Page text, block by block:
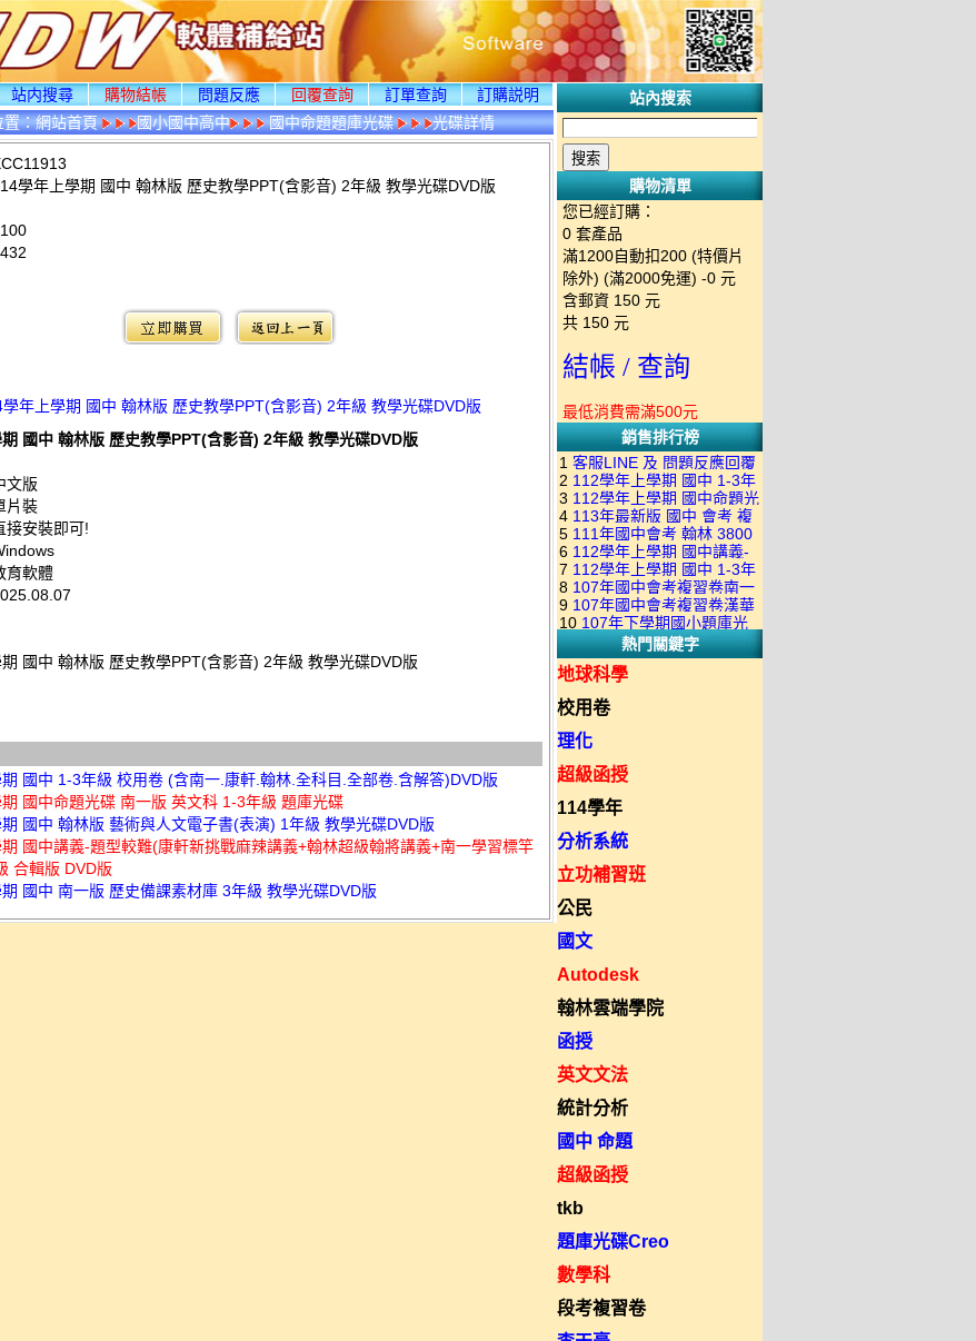
站内搜尋 購物結帳 問題反應 回覆查詢 訂單查詢
訂購説明
置：網站首頁 國小國中高中 國中命題題庫光碟 光碟詳情
學年上學期 國中 翰林版 歷史教學PPT(含影音) 2年級 教學光碟DVD版
學年上學期 國中 翰林版 歷史教學PPT(含影音) 2年級 教學光碟DVD版
國中 翰林版 歷史教學PPT(含影音) 2年級 教學光碟DVD版
文版
片裝
接安裝即可!
育軟體
國中 翰林版 歷史教學PPT(含影音) 2年級 教學光碟DVD版
國中 1-3年級 校用卷 (含南一.康軒.翰林.全科目.全部卷.含解答)DVD版
國中命題光碟 南一版 英文科 1-3年級 題庫光碟
國中 翰林版 藝術與人文電子書(表演) 1年級 教學光碟DVD版
國中講義-題型較難(康軒新挑戰麻辣講義+翰林超級翰將講義+南一學習標竿
合輯版 DVD版
國中 南一版 歷史備課素材庫 3年級 教學光碟DVD版
站內搜索
購物清單
您已經訂購：
0 套產品
滿1200自動扣200 (特價片
除外) (滿2000免運) -0 元
含郵資 150 元
共 150 元
結帳 / 查詢
最低消費需滿500元
銷售排行榜
1 客服LINE 及 問題反應回覆
方式 下單後出現訂單編號就
是訂購成功 不會有回覆信
2 112學年上學期 國中 1-3年
級 校用卷 (含南一.康軒.翰林.
全科目.全部卷.含解答)完整版
(2DVD)
3 112學年上學期 國中命題光
碟 康軒版 1-3年級(含108課
綱)(全年級、全領域) 題庫光
碟(不包含：藝文+綜合+健體)
4 113年最新版 國中 會考 複
習卷講義 共18卷(含南一百分
百EZ+南一超會考+康軒麻辣
+康軒會考勝經+康軒易點通
+康軒圖解E點通+漢華大聯盟
+翰林大滿貫+翰林橘子+翰林
Lite輕+翰林主題探索+奇鼎
KO+奇鼎進會考+金安新思維
+金安雙向溝通+金安會考
735+建弘細說.活用+漢華達
陣)全科目合輯版(3片裝)
5 111年國中會考 翰林 3800
應用題彙編 + 南一 3688 應用
題彙編+南一歷屆試題+康軒
3800+ 應用題彙編 1-3年級 卷
類光碟
6 112學年上學期 國中講義-
題型較難(康軒新挑戰麻辣講
義+翰林超級翰將講義+南一學
習標竿講義) 1-3年級 合輯版
DVD版
7 112學年上學期 國中 1-3年
級 習作解答+課本解答(含康
軒.南一.翰林全版本.全科目)
合輯版 DVD版
8 107年國中會考複習卷南一
版 ( 點線面 )全科目.九科含解
答.合輯正式版
9 107年國中會考複習卷漢華
版 ( 達陣 ) 全科目.八科含解
答.合輯正式版
10 107年下學期國小題庫光
碟-南一版（1～6年級）全科
目合輯版 (三片裝)
熱門關鍵字
地球科學
校用卷
理化
超級函授
114學年
分析系統
立功補習班
公民
國文
Autodesk
翰林雲端學院
函授
英文文法
統計分析
國中 命題
超級函授
tkb
題庫光碟Creo
數學科
段考複習卷